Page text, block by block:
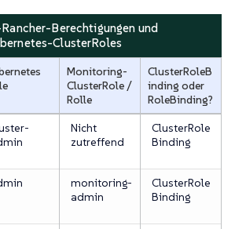
Berechtigungen und
ClusterRoles
Monitoring-
ClusterRole /
Rolle
ClusterRoleB
inding oder
RoleBinding?
Nicht
zutreffend
ClusterRole
Binding
monitoring-
admin
ClusterRole
Binding